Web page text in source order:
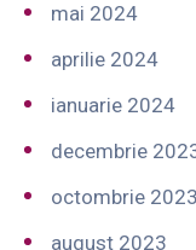
mai 2024
aprilie 2024
ianuarie 2024
decembrie
octombrie 2023
august 2023